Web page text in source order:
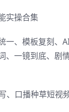
实操合集
一、模板复刻、
、一镜到底、剧
、口播种草短视